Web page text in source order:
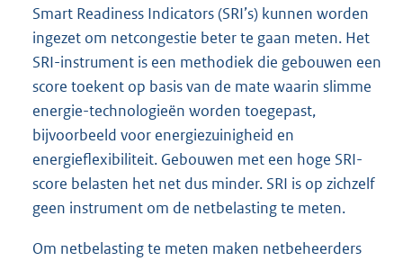
Smart Readiness Indicators (SRI’s) kunnen worden
ingezet om netcongestie beter te gaan meten. Het
SRI-instrument is een methodiek die gebouwen een
score toekent op basis van de mate waarin slimme
energie-technologieën worden toegepast,
bijvoorbeeld voor energiezuinigheid en
energieflexibiliteit. Gebouwen met een hoge SRI-
score belasten het net dus minder. SRI is op zichzelf
geen instrument om de netbelasting te meten.
Om netbelasting te meten maken netbeheerders